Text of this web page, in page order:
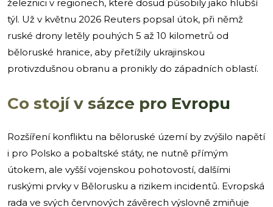
železnici v regionech, které dosud působily jako hlubší
týl. Už v květnu 2026 Reuters popsal útok, při němž
ruské drony letěly pouhých 5 až 10 kilometrů od
běloruské hranice, aby přetížily ukrajinskou
protivzdušnou obranu a pronikly do západních oblastí.
Co stojí v sázce pro Evropu
Rozšíření konfliktu na běloruské území by zvýšilo napětí
i pro Polsko a pobaltské státy, ne nutně přímým
útokem, ale vyšší vojenskou pohotovostí, dalšími
ruskými prvky v Bělorusku a rizikem incidentů. Evropská
rada ve svých červnových závěrech výslovně zmiňuje